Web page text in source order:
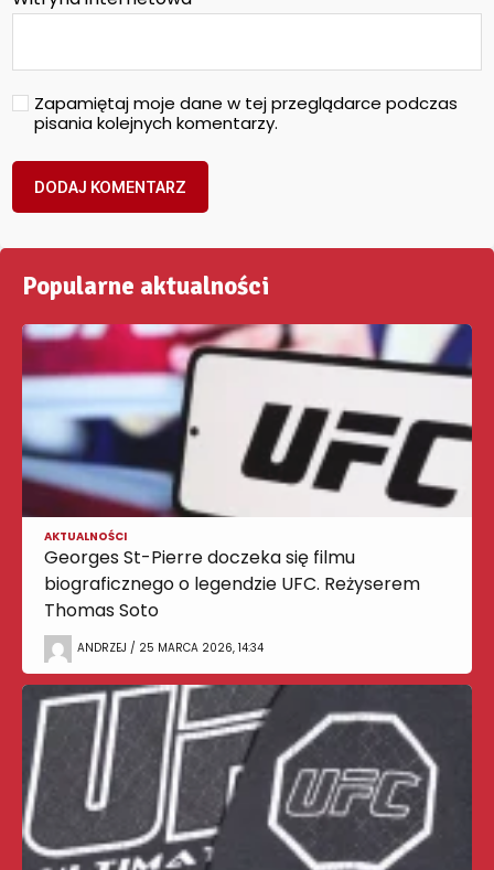
Zapamiętaj moje dane w tej przeglądarce podczas
pisania kolejnych komentarzy.
Popularne aktualności
AKTUALNOŚCI
Georges St-Pierre doczeka się filmu
biograficznego o legendzie UFC. Reżyserem
Thomas Soto
ANDRZEJ / 25 MARCA 2026, 14:34